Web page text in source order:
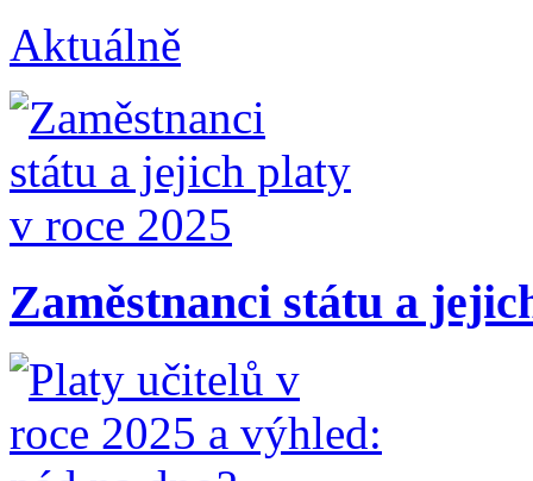
Aktuálně
Zaměstnanci státu a